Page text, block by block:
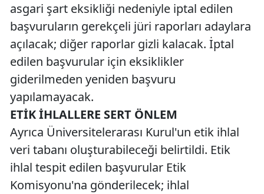
asgari şart eksikliği nedeniyle iptal edilen
başvuruların gerekçeli jüri raporları adaylara
açılacak; diğer raporlar gizli kalacak. İptal
edilen başvurular için eksiklikler
giderilmeden yeniden başvuru
yapılamayacak.
ETİK İHLALLERE SERT ÖNLEM
Ayrıca Üniversitelerarası Kurul'un etik ihlal
veri tabanı oluşturabileceği belirtildi. Etik
ihlal tespit edilen başvurular Etik
Komisyonu'na gönderilecek; ihlal